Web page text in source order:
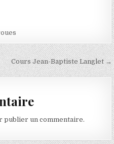
Cours Jean-Baptiste Langlet →
publier un commentaire.